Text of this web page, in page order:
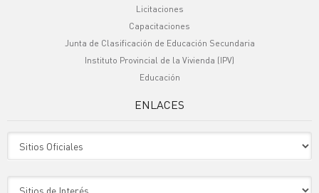
Licitaciones
Capacitaciones
Junta de Clasificación de Educación Secundaria
Instituto Provincial de la Vivienda (IPV)
Educación
ENLACES